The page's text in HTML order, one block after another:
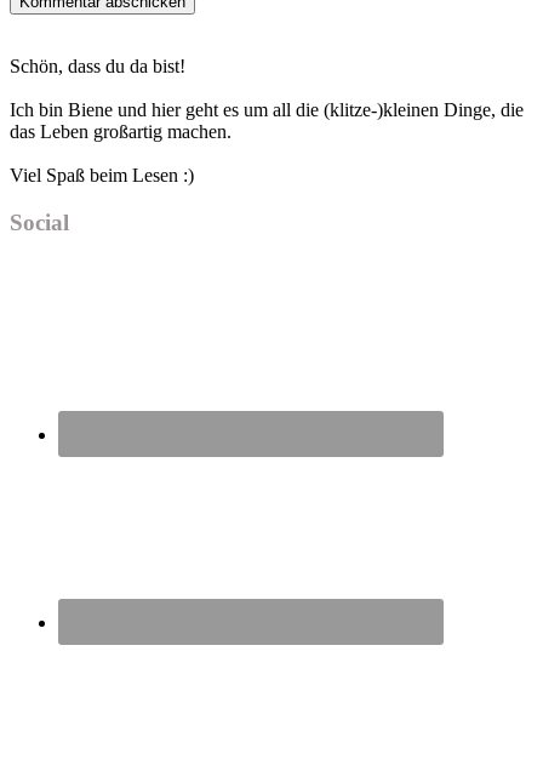
Sidebar
Schön, dass du da bist!
Ich bin Biene und hier geht es um all die (klitze-)kleinen Dinge, die
das Leben großartig machen.
Viel Spaß beim Lesen :)
Social